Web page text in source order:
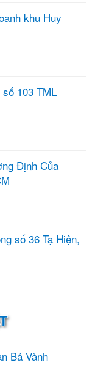
khu Huy
103 TML
Định Của
số 36 Tạ Hiện,
Bá Vành